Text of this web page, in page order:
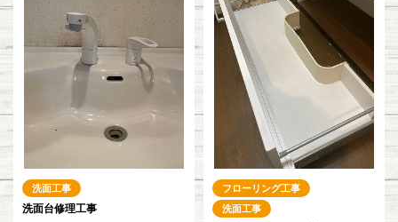
洗面工事
洗面台修理工事
フローリング工事
洗面工事